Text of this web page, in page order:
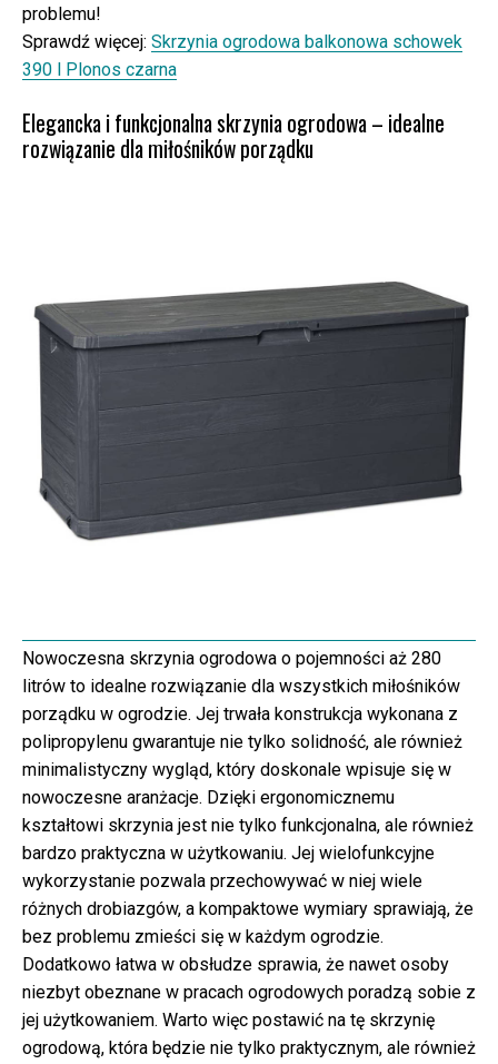
problemu!
Sprawdź więcej: Skrzynia ogrodowa balkonowa schowek
390 l Plonos czarna
Elegancka i funkcjonalna skrzynia ogrodowa – idealne
rozwiązanie dla miłośników porządku
Nowoczesna skrzynia ogrodowa o pojemności aż 280
litrów to idealne rozwiązanie dla wszystkich miłośników
porządku w ogrodzie. Jej trwała konstrukcja wykonana z
polipropylenu gwarantuje nie tylko solidność, ale również
minimalistyczny wygląd, który doskonale wpisuje się w
nowoczesne aranżacje. Dzięki ergonomicznemu
kształtowi skrzynia jest nie tylko funkcjonalna, ale również
bardzo praktyczna w użytkowaniu. Jej wielofunkcyjne
wykorzystanie pozwala przechowywać w niej wiele
różnych drobiazgów, a kompaktowe wymiary sprawiają, że
bez problemu zmieści się w każdym ogrodzie.
Dodatkowo łatwa w obsłudze sprawia, że nawet osoby
niezbyt obeznane w pracach ogrodowych poradzą sobie z
jej użytkowaniem. Warto więc postawić na tę skrzynię
ogrodową, która będzie nie tylko praktycznym, ale również